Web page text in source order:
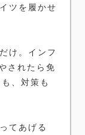
ツを履かせ
け。インフ
されたら免
、対策も
てあげる